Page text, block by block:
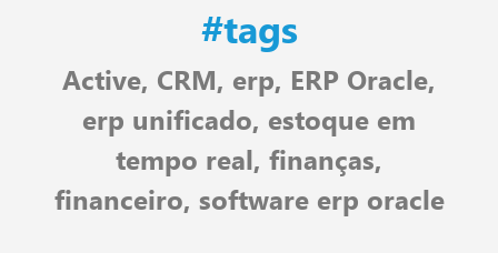
#tags
Active, CRM, erp, ERP Oracle,
erp unificado, estoque em
tempo real, finanças,
financeiro, software erp oracle